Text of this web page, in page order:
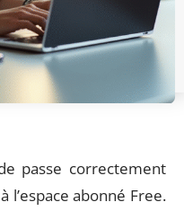
passe correctement
l’espace abonné Free.